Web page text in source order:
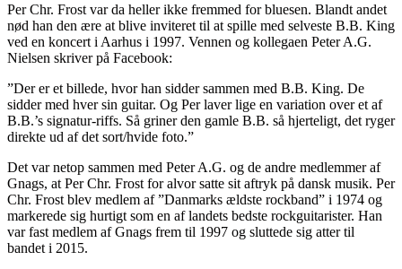
Per Chr. Frost var da heller ikke fremmed for bluesen. Blandt andet
nød han den ære at blive inviteret til at spille med selveste B.B. King
ved en koncert i Aarhus i 1997. Vennen og kollegaen Peter A.G.
Nielsen skriver på Facebook:
”Der er et billede, hvor han sidder sammen med B.B. King. De
sidder med hver sin guitar. Og Per laver lige en variation over et af
B.B.’s signatur-riffs. Så griner den gamle B.B. så hjerteligt, det ryger
direkte ud af det sort/hvide foto.”
Det var netop sammen med Peter A.G. og de andre medlemmer af
Gnags, at Per Chr. Frost for alvor satte sit aftryk på dansk musik. Per
Chr. Frost blev medlem af ”Danmarks ældste rockband” i 1974 og
markerede sig hurtigt som en af landets bedste rockguitarister. Han
var fast medlem af Gnags frem til 1997 og sluttede sig atter til
bandet i 2015.